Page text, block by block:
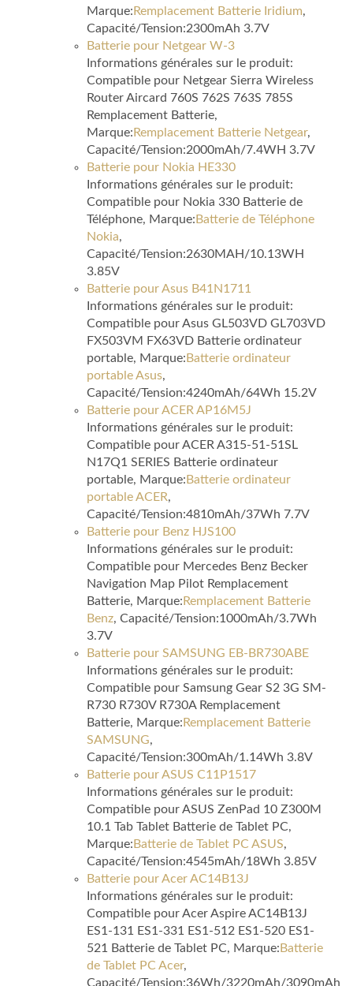
Marque: Remplacement Batterie Iridium,
Capacité/Tension:2300mAh 3.7V
Batterie pour Netgear W-3
Informations générales sur le produit:
Compatible pour Netgear Sierra Wireless
Router Aircard 760S 762S 763S 785S
Remplacement Batterie,
Marque: Remplacement Batterie Netgear,
Capacité/Tension:2000mAh/7.4WH 3.7V
Batterie pour Nokia HE330
Informations générales sur le produit:
Compatible pour Nokia 330 Batterie de
Téléphone, Marque: Batterie de Téléphone
Nokia,
Capacité/Tension:2630MAH/10.13WH
3.85V
Batterie pour Asus B41N1711
Informations générales sur le produit:
Compatible pour Asus GL503VD GL703VD
FX503VM FX63VD Batterie ordinateur
portable, Marque: Batterie ordinateur
portable Asus,
Capacité/Tension:4240mAh/64Wh 15.2V
Batterie pour ACER AP16M5J
Informations générales sur le produit:
Compatible pour ACER A315-51-51SL
N17Q1 SERIES Batterie ordinateur
portable, Marque: Batterie ordinateur
portable ACER,
Capacité/Tension:4810mAh/37Wh 7.7V
Batterie pour Benz HJS100
Informations générales sur le produit:
Compatible pour Mercedes Benz Becker
Navigation Map Pilot Remplacement
Batterie, Marque: Remplacement Batterie
Benz, Capacité/Tension:1000mAh/3.7Wh
3.7V
Batterie pour SAMSUNG EB-BR730ABE
Informations générales sur le produit:
Compatible pour Samsung Gear S2 3G SM-
R730 R730V R730A Remplacement
Batterie, Marque: Remplacement Batterie
SAMSUNG,
Capacité/Tension:300mAh/1.14Wh 3.8V
Batterie pour ASUS C11P1517
Informations générales sur le produit:
Compatible pour ASUS ZenPad 10 Z300M
10.1 Tab Tablet Batterie de Tablet PC,
Marque: Batterie de Tablet PC ASUS,
Capacité/Tension:4545mAh/18Wh 3.85V
Batterie pour Acer AC14B13J
Informations générales sur le produit:
Compatible pour Acer Aspire AC14B13J
ES1-131 ES1-331 ES1-512 ES1-520 ES1-
521 Batterie de Tablet PC, Marque: Batterie
de Tablet PC Acer,
Capacité/Tension:36Wh/3220mAh/3090mAh